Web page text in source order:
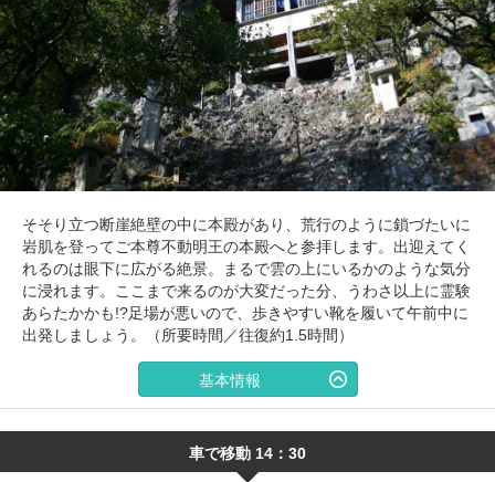
そそり立つ断崖絶壁の中に本殿があり、荒行のように鎖づたいに
岩肌を登ってご本尊不動明王の本殿へと参拝します。出迎えてく
れるのは眼下に広がる絶景。まるで雲の上にいるかのような気分
に浸れます。ここまで来るのが大変だった分、うわさ以上に霊験
あらたかかも!?足場が悪いので、歩きやすい靴を履いて午前中に
出発しましょう。（所要時間／往復約1.5時間）
基本情報
車で移動 14：30